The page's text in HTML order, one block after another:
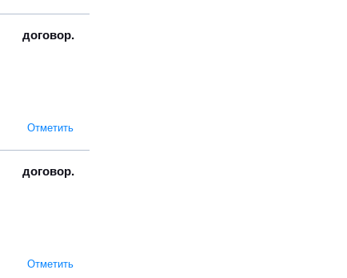
договор.
Отметить
договор.
Отметить